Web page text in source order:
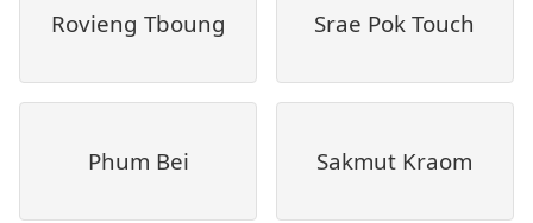
Rovieng Tboung Srae Pok Touch
Phum Bei Sakmut Kraom